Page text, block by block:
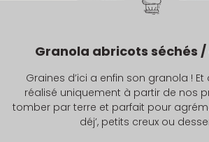
Granola abricots séchés
Graines d’ici a enfin son granola !
réalisé uniquement à partir de nos
tomber par terre et parfait pour
déj’, petits creux ou